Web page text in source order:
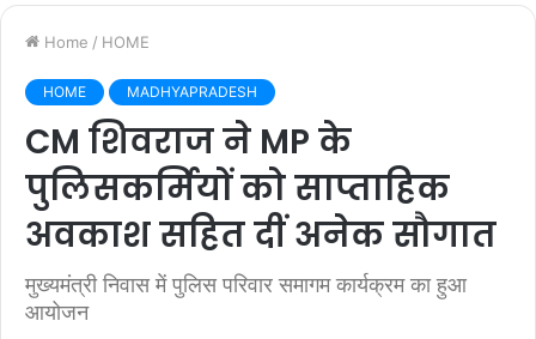
Home / HOME
HOME MADHYAPRADESH
CM शिवराज ने MP के
पुलिसकर्मियों को साप्ताहिक
अवकाश सहित दीं अनेक सौगात
मुख्यमंत्री निवास में पुलिस परिवार समागम कार्यक्रम का हुआ
आयोजन